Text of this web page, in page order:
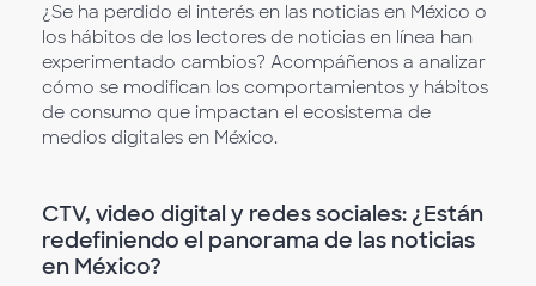
¿Se ha perdido el interés en las noticias en México o
los hábitos de los lectores de noticias en línea han
experimentado cambios? Acompáñenos a analizar
cómo se modifican los comportamientos y hábitos
de consumo que impactan el ecosistema de
medios digitales en México.
CTV, video digital y redes sociales: ¿Están
redefiniendo el panorama de las noticias
en México?